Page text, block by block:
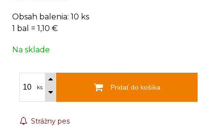
Obsah balenia: 10 ks
1 bal = 1,10 €
Na sklade
ks Pridať do košíka
Strážny pes